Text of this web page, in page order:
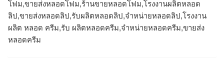
โฟม,ขายส่งหลอดโฟม,ร้านขายหลอดโฟม,โรงงานผลิตหลอด
ลิป,ขายส่งหลอดลิป,รับผลิตหลอดลิป,จำหน่ายหลอดลิป,โรงงาน
ผลิต หลอด ครีม,รับ ผลิตหลอดครีม,จำหน่ายหลอดครีม,ขายส่ง
หลอดครีม